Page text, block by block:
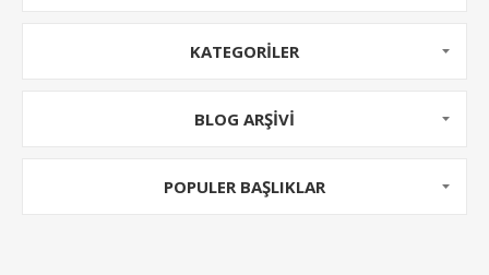
sağlıyor hem de yenilenebilir enerji kaynaklarından
KATEGORILER
BLOG ARŞIVI
POPULER BAŞLIKLAR